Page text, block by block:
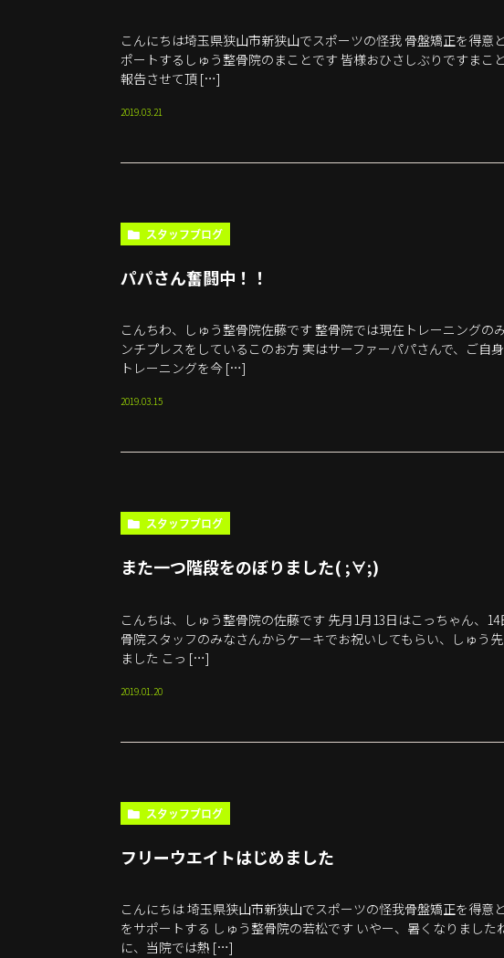
こんにちは埼玉県狭山市新狭山でスポーツの怪我 骨盤矯正を得意
ポートするしゅう整骨院のまことです 皆様おひさしぶりですまこ
報告させて頂 […]
2019.03.21
スタッフブログ
パパさん奮闘中！！
こんちわ、しゅう整骨院佐藤です 整骨院では現在トレーニングの
ンチプレスをしているこのお方 実はサーファーパパさんで、ご自
トレーニングを今 […]
2019.03.15
スタッフブログ
また一つ階段をのぼりました( ;∀;)
こんちは、しゅう整骨院の佐藤です 先月1月13日はこっちゃん、
骨院スタッフのみなさんからケーキでお祝いしてもらい、しゅう
ました こっ […]
2019.01.20
スタッフブログ
フリーウエイトはじめました
こんにちは 埼玉県狭山市新狭山でスポーツの怪我骨盤矯正を得
をサポートする しゅう整骨院の若松です いやー、暑くなりまし
に、当院では熱 […]